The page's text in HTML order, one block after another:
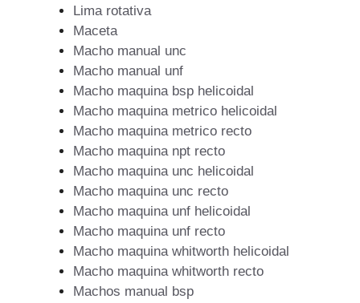
Lima rotativa
Maceta
Macho manual unc
Macho manual unf
Macho maquina bsp helicoidal
Macho maquina metrico helicoidal
Macho maquina metrico recto
Macho maquina npt recto
Macho maquina unc helicoidal
Macho maquina unc recto
Macho maquina unf helicoidal
Macho maquina unf recto
Macho maquina whitworth helicoidal
Macho maquina whitworth recto
Machos manual bsp